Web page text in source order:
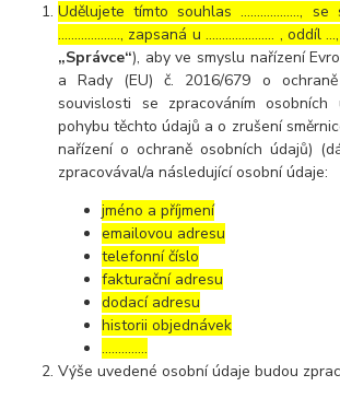
Udělujete tímto souhlas ……………..., se
………………., zapsaná u ………………… , oddíl …,
„Správce“), aby ve smyslu nařízení
a Rady (EU) č. 2016/679 o
souvislosti se zpracováním
pohybu těchto údajů a o zrušení
nařízení o ochraně osobních údajů)
zpracovával/a následující osobní údaje:
jméno a příjmení
emailovou adresu
telefonní číslo
fakturační adresu
dodací adresu
historii objednávek
…………..
Výše uvedené osobní údaje budou